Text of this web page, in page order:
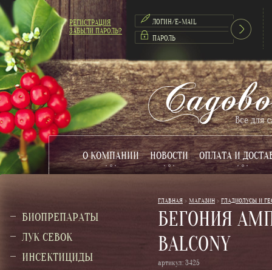
О КОМПАНИИ НОВОСТИ ОПЛАТА И
РЕГИСТРАЦИЯ
ЗАБЫЛИ ПАРОЛЬ?
БИОПРЕПАРАТЫ
ЛУК СЕВОК
ИНСЕКТИЦИДЫ
ГЛАВНАЯ > МАГАЗИН > ГЛАДИОЛУСЫ И
БЕГОНИЯ
BALCONY
артикул: 3425